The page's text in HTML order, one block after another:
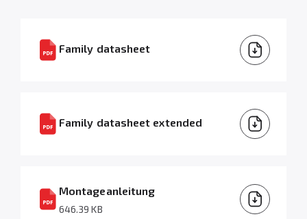
Family datasheet
Family datasheet extended
Montageanleitung
646.39 KB